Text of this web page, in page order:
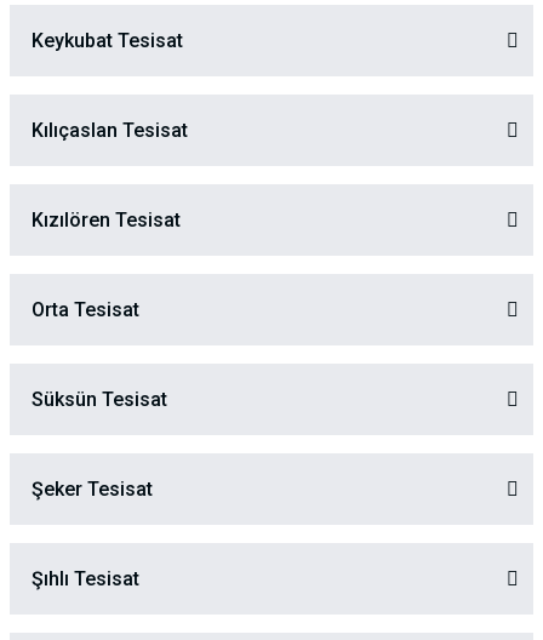
Keykubat Tesisat
Kılıçaslan Tesisat
Kızılören Tesisat
Orta Tesisat
Süksün Tesisat
Şeker Tesisat
Şıhlı Tesisat